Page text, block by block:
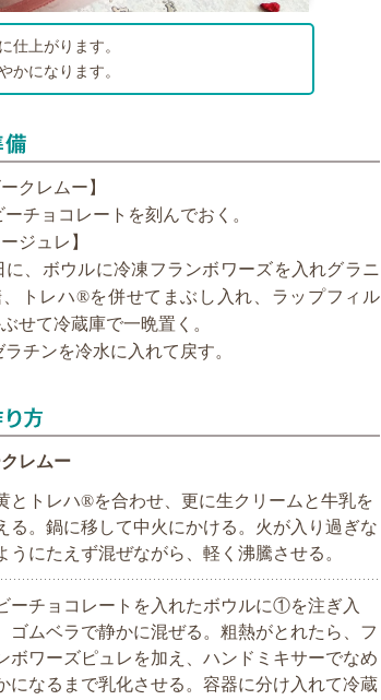
仕上がります。
かになります。
ークレムー】
ーチョコレートを刻んでおく。
ジュレ】
に、ボウルに冷凍フランボワーズを入れグラニ
、トレハ®を併せてまぶし入れ、ラップフィル
せて冷蔵庫で一晩置く。
ラチンを冷水に入れて戻す。
レムー
とトレハ®を合わせ、更に生クリームと牛乳を
る。鍋に移して中火にかける。火が入り過ぎな
うにたえず混ぜながら、軽く沸騰させる。
ーチョコレートを入れたボウルに①を注ぎ入
ゴムベラで静かに混ぜる。粗熱がとれたら、フ
ボワーズピュレを加え、ハンドミキサーでなめ
になるまで乳化させる。容器に分け入れて冷蔵